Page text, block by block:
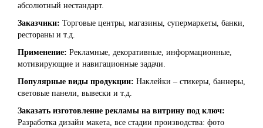
абсолютный нестандарт.
Заказчики: Торговые центры, магазины, супермаркеты, банки,
рестораны и т.д.
Применение: Рекламные, декоративные, информационные,
мотивирующие и навигационные задачи.
Популярные виды продукции: Наклейки – стикеры, баннеры,
световые панели, вывески и т.д.
Заказать изготовление рекламы на витрину под ключ:
Разработка дизайн макета, все стадии производства: фото